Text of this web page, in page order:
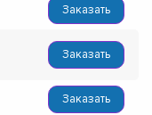
Заказать
Заказать
Заказать